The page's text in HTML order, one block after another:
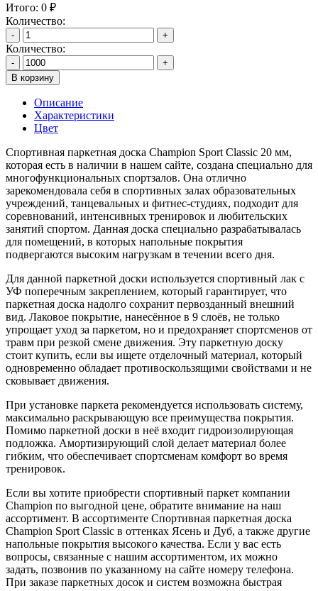
Итого: 0 ₽
Количество:
- +
Количество:
-
+
В корзину
Описание
Характеристики
Цвет
Спортивная паркетная доска Champion Sport Classic 20 мм,
которая есть в наличии в нашем сайте, создана специально для
многофункциональных спортзалов. Она отлично
зарекомендовала себя в спортивных залах образовательных
учреждений, танцевальных и фитнес-студиях, подходит для
соревнований, интенсивных тренировок и любительских
занятий спортом. Данная доска специально разрабатывалась
для помещений, в которых напольные покрытия
подвергаются высоким нагрузкам в течении всего дня.
Для данной паркетной доски используется спортивный лак с
УФ поперечным закреплением, который гарантирует, что
паркетная доска надолго сохранит первозданный внешний
вид. Лаковое покрытие, нанесённое в 9 слоёв, не только
упрощает уход за паркетом, но и предохраняет спортсменов от
травм при резкой смене движения. Эту паркетную доску
стоит купить, если вы ищете отделочный материал, который
одновременно обладает противоскользящими свойствами и не
сковывает движения.
При установке паркета рекомендуется использовать систему,
максимально раскрывающую все преимущества покрытия.
Помимо паркетной доски в неё входит гидроизолирующая
подложка. Амортизирующий слой делает материал более
гибким, что обеспечивает спортсменам комфорт во время
тренировок.
Если вы хотите приобрести спортивный паркет компании
Champion по выгодной цене, обратите внимание на наш
ассортимент. В ассортименте Спортивная паркетная доска
Champion Sport Classic в оттенках Ясень и Дуб, а также другие
напольные покрытия высокого качества. Если у вас есть
вопросы, связанные с нашим ассортиментом, их можно
задать, позвонив по указанному на сайте номеру телефона.
При заказе паркетных досок и систем возможна быстрая